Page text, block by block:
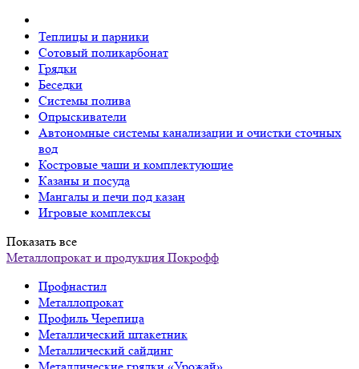
Теплицы и парники
Сотовый поликарбонат
Грядки
Беседки
Системы полива
Опрыскиватели
Автономные системы канализации и очистки сточных
вод
Костровые чаши и комплектующие
Казаны и посуда
Мангалы и печи под казан
Игровые комплексы
Показать все
Металлопрокат и продукция Покрофф
Профнастил
Металлопрокат
Профиль Черепица
Металлический штакетник
Металлический сайдинг